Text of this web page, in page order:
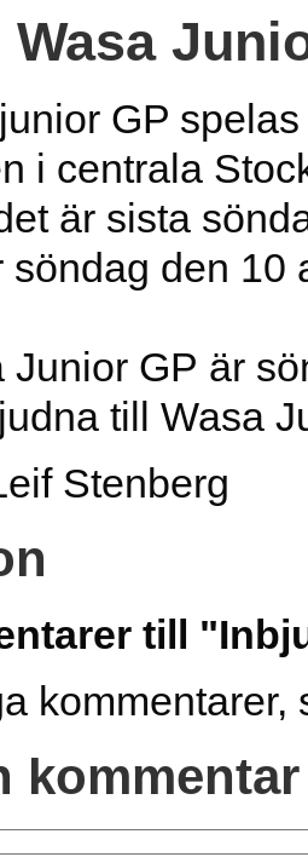
GP
i centrala
är sista
söndag den 10
Junior GP är
till Wasa
Stenberg
till
kommentarer,
kommentar